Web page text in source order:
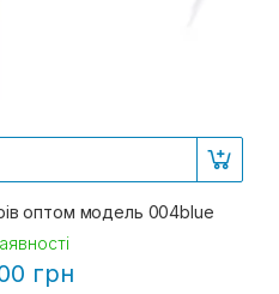
оптом модель 004blue
грн